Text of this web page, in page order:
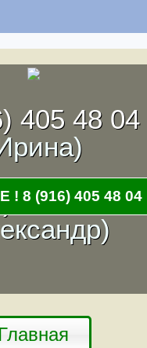
405 48 04
262 68 55
Главная
! 8 (916) 405 48 04